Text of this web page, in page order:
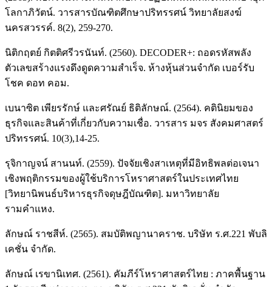
โลกาภิวัตน์. วารสารบัณฑิตศึกษาปริทรรศน์ วิทยาลัยสงฆ์
นครสวรรค์. 8(2), 259-270.
นิติกฤตย์ กิตติศรีวรนันท์. (2560). DECODER+: ถอดรหัสพลัง
ตัวเลขสร้างแรงดึงดูดความสำเร็จ. ห้างหุ้นส่วนจำกัด เบอร์รับ
โชค ดอท คอม.
เบนาซิต เพียรรักษ์ และศรัณย์ ธิติลักษณ์. (2564). คตินิยมของ
ธุรกิจและสินค้าที่เกี่ยวกับความเชื่อ. วารสาร มจร สังคมศาสตร์
ปริทรรศน์. 10(3),14-25.
รุจิกาญจน์ สานนท์. (2559). ปัจจัยเชิงสาเหตุที่มีอิทธิพลต่อเจนา
เชิงพฤติกรรมของผู้ใช้บริการโหราศาสตร์ในประเทศไทย
[วิทยานิพนธ์บริหารธุรกิจดุษฎีบัณฑิต]. มหาวิทยาลัย
รามคำแหง.
ลักษณ์ ราชสีห์. (2565). สมบัติพญานาคราช. บริษัท ร.ศ.221 พับลิ
เคชั่น จำกัด.
ลักษณ์ เรขานิเทศ. (2561). คัมภีร์โหราศาสตร์ไทย : ภาคพื้นฐาน